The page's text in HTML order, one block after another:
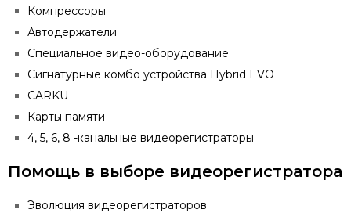
Компрессоры
Автодержатели
Специальное видео-оборудование
Сигнатурные комбо устройства Hybrid EVO
CARKU
Карты памяти
4, 5, 6, 8 -канальные видеорегистраторы
Помощь в выборе видеорегистратора
Эволюция видеорегистраторов